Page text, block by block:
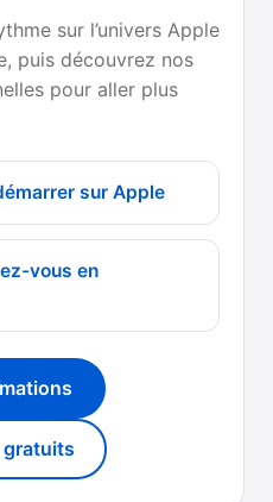
sur l’univers Apple
puis découvrez nos
pour aller plus
sur Apple
vous en